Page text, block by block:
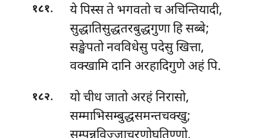
१८१.
ये पिस्स ते भगवतो च अचिन्तियादी,
सुद्धातिसुद्धतरबुद्धगुणा हि सब्बे;
सङ्खेपतो नवविधेसु पदेसु खित्ता,
वक्खामि दानि अरहादिगुणे अहं पि.
१८२.
यो चीध जातो अरहं निरासो,
सम्माभिसम्बुद्धसमन्तचक्खु;